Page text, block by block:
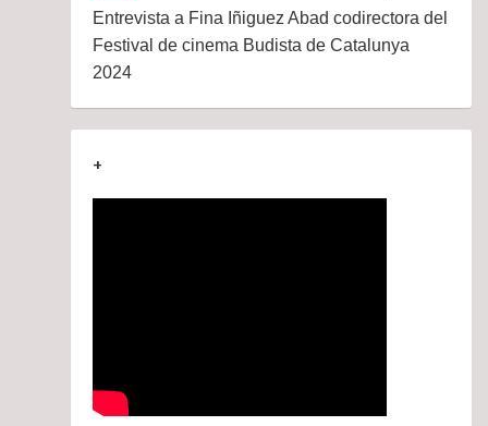
Entrevista a Fina Iñiguez Abad codirectora del
Festival de cinema Budista de Catalunya
2024
+